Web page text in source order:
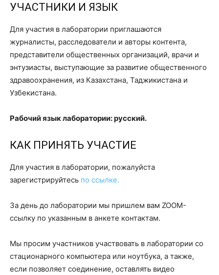
УЧАСТНИКИ И ЯЗЫК
Для участия в лаборатории приглашаются
журналисты, расследователи и авторы контента,
представители общественных организаций, врачи и
энтузиасты, выступающие за развитие общественного
здравоохранения, из Казахстана, Таджикистана и
Узбекистана.
Рабочий язык лаборатории: русский.
КАК ПРИНЯТЬ УЧАСТИЕ
Для участия в лаборатории, пожалуйста
зарегистрируйтесь по ссылке.
За день до лаборатории мы пришлем вам ZOOM-
ссылку по указанным в анкете контактам.
Мы просим участников участвовать в лаборатории со
стационарного компьютера или ноутбука, а также,
если позволяет соединение, оставлять видео